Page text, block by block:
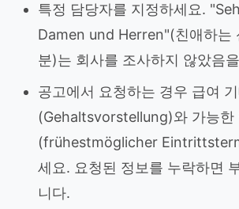
특정 담당자를 지정하세요.
Damen und Herren"(친애하는
분)는 회사를 조사하지 않았음
공고에서 요청하는 경우 급여
(Gehaltsvorstellung)와 가능한
(frühestmöglicher
세요. 요청된 정보를 누락하면
니다.